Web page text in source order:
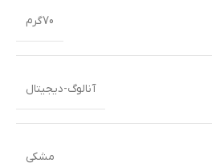
70گرم
آنالوگ-دیجیتال
مشکی